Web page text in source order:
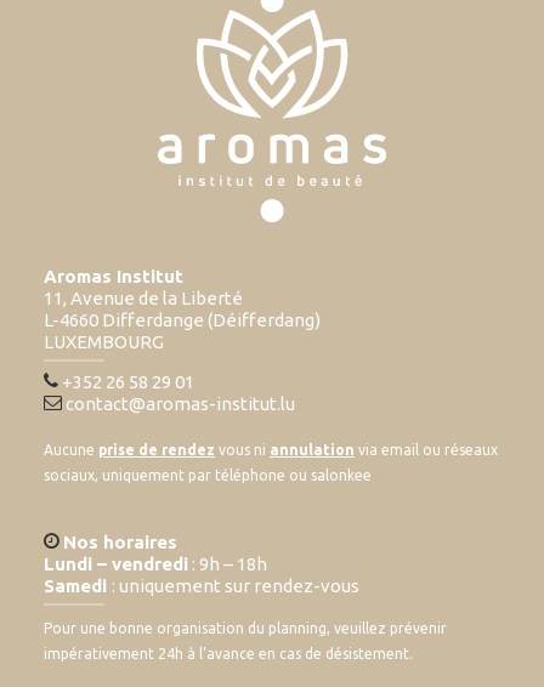
Aromas Institut
11, Avenue de la Liberté
L-4660 Differdange (Déifferdang)
LUXEMBOURG
+352 26 58 29 01
contact@aromas-institut.lu
Aucune prise de rendez vous ni annulation via email ou réseaux
sociaux, uniquement par téléphone ou salonkee
Nos horaires
Lundi – vendredi : 9h – 18h
Samedi : uniquement sur rendez-vous
Pour une bonne organisation du planning, veuillez prévenir
impérativement 24h à l’avance en cas de désistement.